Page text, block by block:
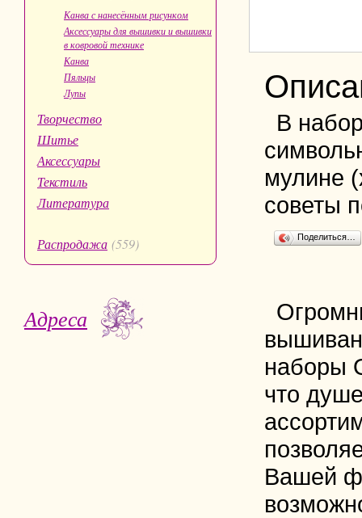
Канва с нанесённым рисунком
Аксессуары для вышивки и вышивки
в ковровой технике
Канва
Пяльцы
Лупы
Творчество
Шитье
Аксессуары
Текстиль
Литература
Распродажа (559)
Адреса
В
мулине
советы
Поделиться…
наборы
что
Вашей